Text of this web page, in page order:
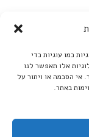
כמו עוגיות כדי
אלו תאפשר לנו
אי הסכמה או ויתור על
באתר.
יתקבלו